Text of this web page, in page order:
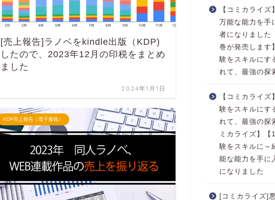
[売上報告]ラノベをkindle出版（KDP)
したので、2023年12月の印税をまとめ
ました
2024年1月1日
KDP売上報告（電子書籍）
【コミカライ
万能な能力を手
者になりました
巻が発売します
験をスキルにす
れて、最強の探
【コミカライ
験をスキルにす
れて、最強の探
ミカライズ】【
験をスキルに～
能な能力を手に
になりました
[コミカライズ]